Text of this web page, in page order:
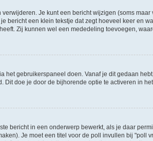
Je kunt een bericht wijzigen (soms
bericht een klein tekstje dat zegt hoeveel keer en
Zij kunnen wel een mededeling toevoegen,
het gebruikerspaneel doen. Vanaf je dit gedaan
doe je door de bijhorende optie te activeren in
bericht in een onderwerp bewerkt, als je daar
Je moet een titel voor de poll invullen bij